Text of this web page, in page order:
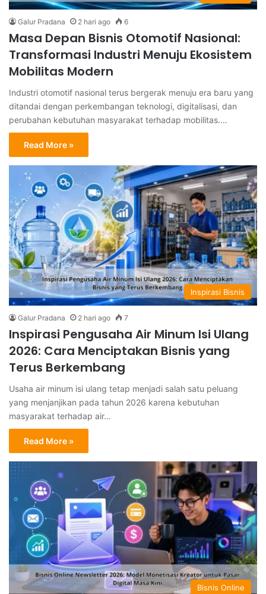
Galur Pradana 2 hari ago 6
Masa Depan Bisnis Otomotif Nasional:
Transformasi Industri Menuju Ekosistem
Mobilitas Modern
Industri otomotif nasional terus bergerak menuju era baru yang
ditandai dengan perkembangan teknologi, digitalisasi, dan
perubahan kebutuhan masyarakat terhadap mobilitas.…
Read More »
Inspirasi Bisnis
Galur Pradana 2 hari ago 7
Inspirasi Pengusaha Air Minum Isi Ulang
2026: Cara Menciptakan Bisnis yang
Terus Berkembang
Usaha air minum isi ulang tetap menjadi salah satu peluang
yang menjanjikan pada tahun 2026 karena kebutuhan
masyarakat terhadap air…
Read More »
Bisnis Online